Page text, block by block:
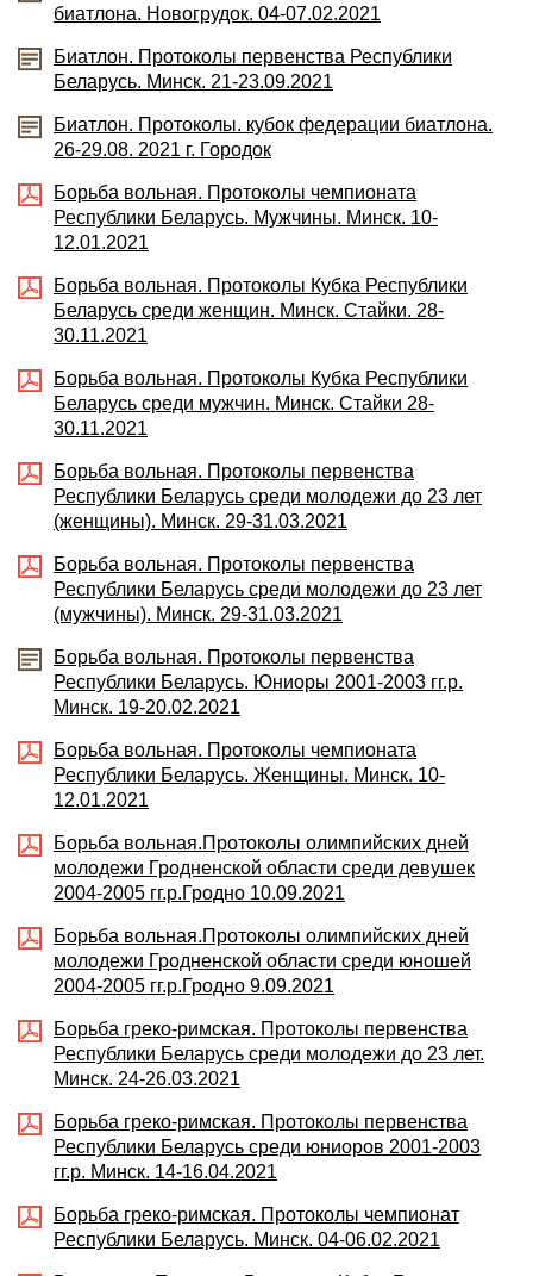
биатлона. Новогрудок. 04-07.02.2021
Биатлон. Протоколы первенства Республики
Беларусь. Минск. 21-23.09.2021
Биатлон. Протоколы. кубок федерации биатлона.
26-29.08. 2021 г. Городок
Борьба вольная. Протоколы чемпионата
Республики Беларусь. Мужчины. Минск. 10-
12.01.2021
Борьба вольная. Протоколы Кубка Республики
Беларусь среди женщин. Минск. Стайки. 28-
30.11.2021
Борьба вольная. Протоколы Кубка Республики
Беларусь среди мужчин. Минск. Стайки 28-
30.11.2021
Борьба вольная. Протоколы первенства
Республики Беларусь среди молодежи до 23 лет
(женщины). Минск. 29-31.03.2021
Борьба вольная. Протоколы первенства
Республики Беларусь среди молодежи до 23 лет
(мужчины). Минск. 29-31.03.2021
Борьба вольная. Протоколы первенства
Республики Беларусь. Юниоры 2001-2003 гг.р.
Минск. 19-20.02.2021
Борьба вольная. Протоколы чемпионата
Республики Беларусь. Женщины. Минск. 10-
12.01.2021
Борьба вольная.Протоколы олимпийских дней
молодежи Гродненской области среди девушек
2004-2005 гг.р.Гродно 10.09.2021
Борьба вольная.Протоколы олимпийских дней
молодежи Гродненской области среди юношей
2004-2005 гг.р.Гродно 9.09.2021
Борьба греко-римская. Протоколы первенства
Республики Беларусь среди молодежи до 23 лет.
Минск. 24-26.03.2021
Борьба греко-римская. Протоколы первенства
Республики Беларусь среди юниоров 2001-2003
гг.р. Минск. 14-16.04.2021
Борьба греко-римская. Протоколы чемпионат
Республики Беларусь. Минск. 04-06.02.2021